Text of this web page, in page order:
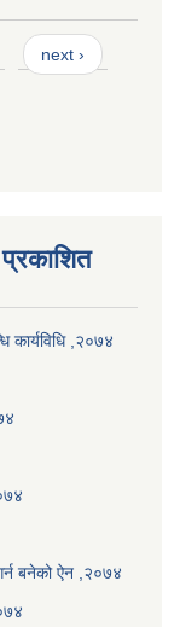
next ›
प्रकाशित
कार्यविधि ,२०७४
बनेको ऐन ,२०७४